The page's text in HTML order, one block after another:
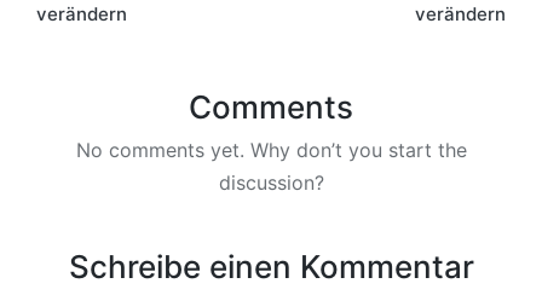
verändern
verändern
Comments
No comments yet. Why don’t you start the
discussion?
Schreibe einen Kommentar